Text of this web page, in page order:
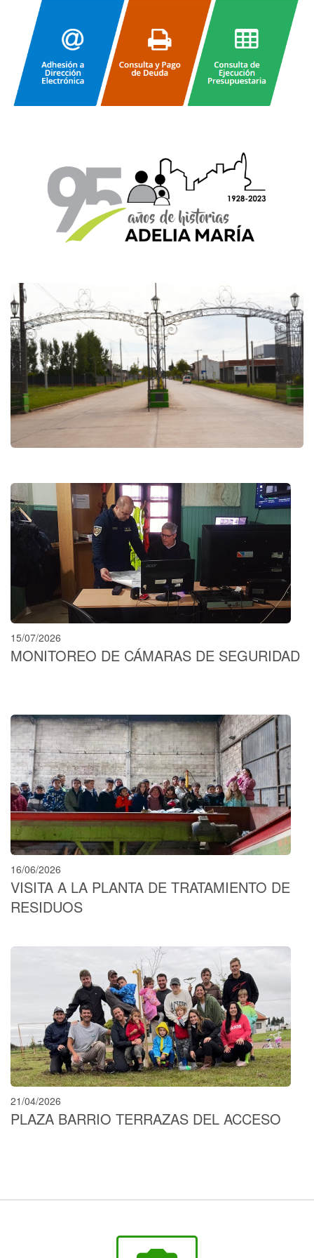
15/07/2026
MONITOREO DE CÁMARAS DE SEGURIDAD
16/06/2026
VISITA A LA PLANTA DE TRATAMIENTO DE
RESIDUOS
21/04/2026
PLAZA BARRIO TERRAZAS DEL ACCESO